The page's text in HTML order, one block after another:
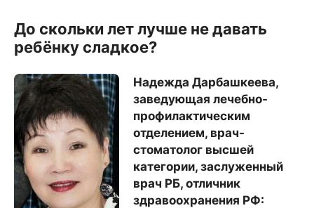
До скольки лет лучше не давать
ребёнку сладкое?
Надежда Дарбашкеева,
заведующая лечебно-
профилактическим
отделением, врач-
стоматолог высшей
категории, заслуженный
врач РБ, отличник
здравоохранения РФ: